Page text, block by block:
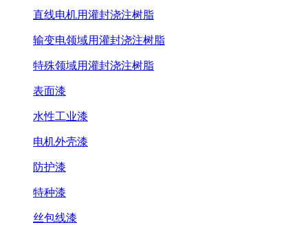
直线电机用灌封浇注树脂
输变电领域用灌封浇注树脂
特殊领域用灌封浇注树脂
表面漆
水性工业漆
电机外壳漆
防护漆
特种漆
丝包线漆